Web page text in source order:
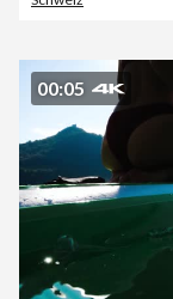
00:05